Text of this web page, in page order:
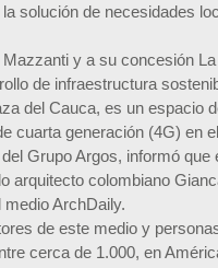
solución de necesidades
y a su concesión
de infraestructura
del Cauca, es un espacio
cuarta generación (4G) en
Grupo Argos, informó
colombiano
ArchDaily.
de este medio y
cerca de 1.000, en